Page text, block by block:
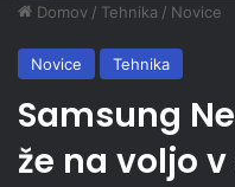
Domov / Tehnika / Novice
Novice Tehnika
Samsung
že na voljo